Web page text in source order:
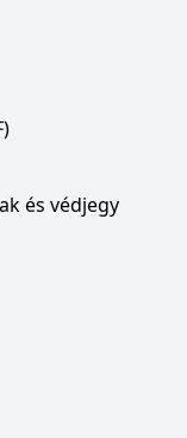
és védjegy